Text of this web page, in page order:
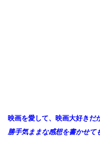
映画を愛して、映画大好きだ
勝手気ままな感想を書かせ